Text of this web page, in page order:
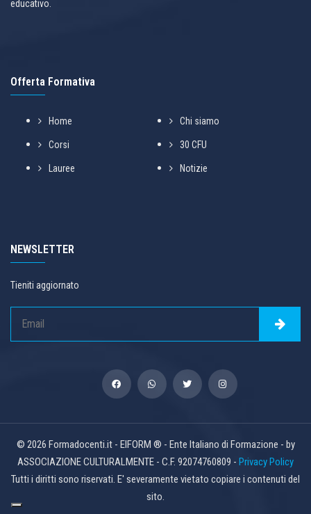
educativo.
Offerta Formativa
Home Chi siamo
Corsi 30 CFU
Lauree Notizie
NEWSLETTER
Tieniti aggiornato
© 2026 Formadocenti.it - EIFORM ® - Ente Italiano di Formazione - by
ASSOCIAZIONE CULTURALMENTE - C.F. 92074760809 - Privacy Policy
Tutti i diritti sono riservati. E' severamente vietato copiare i contenuti del
sito.